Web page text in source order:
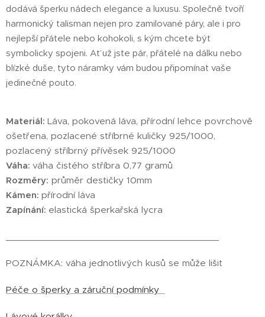
dodává šperku nádech elegance a luxusu. Společně tvoří
harmonický talisman nejen pro zamilované páry, ale i pro
nejlepší přátele nebo kohokoli, s kým chcete být
symbolicky spojeni. Ať už jste pár, přátelé na dálku nebo
blízké duše, tyto náramky vám budou připomínat vaše
jedinečné pouto.
Materiál: Láva, pokovená láva, přírodní lehce povrchově
ošetřena, pozlacené stříbrné kuličky 925/1000,
pozlacený stříbrný přívěsek 925/1000
Váha: váha čistého stříbra 0,77 gramů
Rozměry: průměr destičky 10mm
Kámen: přírodní láva
Zapínání: elastická šperkařská lycra
POZNÁMKA: váha jednotlivých kusů se může lišit
Péče o šperky a záruční podmínky